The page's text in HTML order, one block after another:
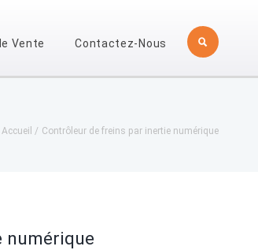
Vente Contactez-Nous
Accueil Contrôleur de freins par inertie numérique
numérique